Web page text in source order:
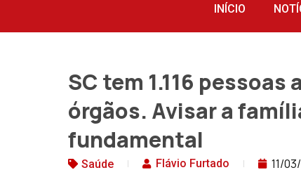
INÍCIO
SC tem 1.116
órgãos. Avisar a
fundamental
Saúde Flávio Furtado 11/